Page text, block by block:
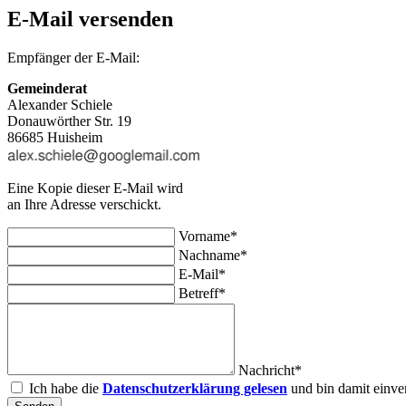
E-Mail versenden
Empfänger der E-Mail:
Gemeinderat
Alexander Schiele
Donauwörther Str. 19
86685 Huisheim
Eine Kopie dieser E-Mail wird
an Ihre Adresse verschickt.
Vorname*
Nachname*
E-Mail*
Betreff*
Nachricht*
Ich habe die Datenschutzerklärung gelesen und bin damit